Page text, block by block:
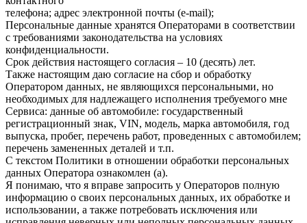
телефона; адрес электронной почты (e-mail);
Персональные данные хранятся Операторами в соответствии
с требованиями законодательства на условиях
конфиденциальности.
Срок действия настоящего согласия – 10 (десять) лет.
Также настоящим даю согласие на сбор и обработку
Оператором данных, не являющихся персональными, но
необходимых для надлежащего исполнения требуемого мне
Сервиса: данные об автомобиле: государственный
регистрационный знак, VIN, модель, марка автомобиля, год
выпуска, пробег, перечень работ, проведенных с автомобилем;
перечень замененных деталей и т.п.
С текстом Политики в отношении обработки персональных
данных Оператора ознакомлен (а).
Я понимаю, что я вправе запросить у Операторов полную
информацию о своих персональных данных, их обработке и
использовании, а также потребовать исключения или